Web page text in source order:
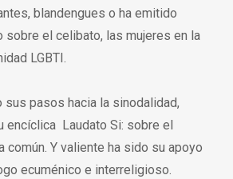
blandengues o ha emitido
el celibato, las mujeres en la
LGBTI.
sus pasos hacia la sinodalidad,
encíclica Laudato Si: sobre el
común. Y valiente ha sido su apoyo
ecuménico e interreligioso.